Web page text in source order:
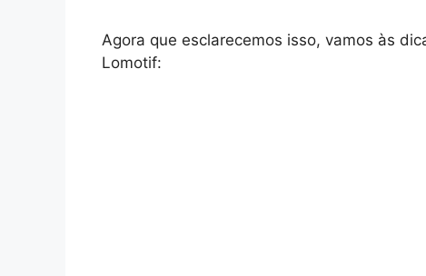
Agora que esclarecemos isso, vamos às
Lomotif: